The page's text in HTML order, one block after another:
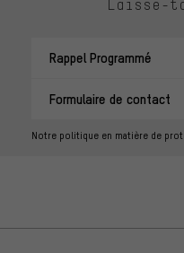
Laisse-
Rappel Programmé
Formulaire de contact
Notre politique en matière de